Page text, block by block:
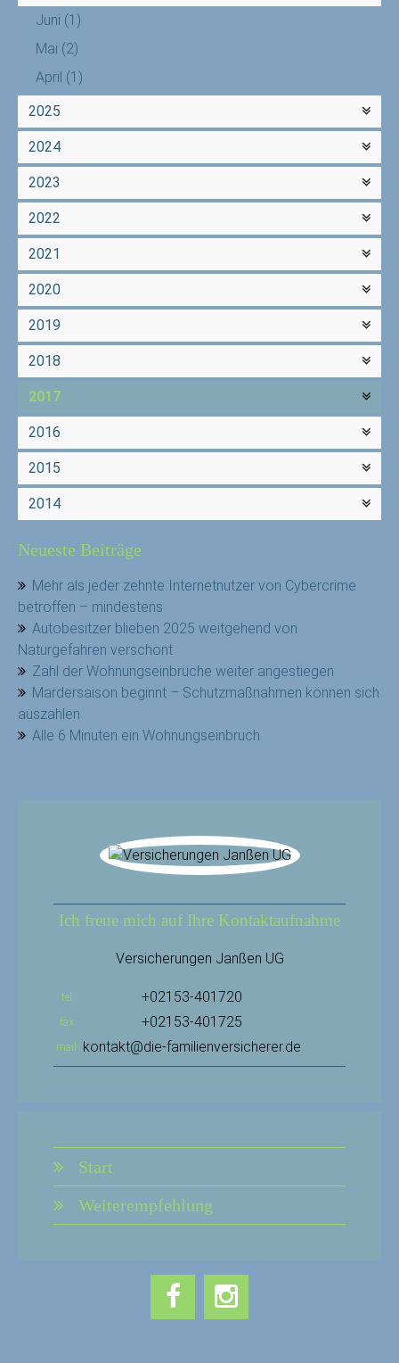
Juni (1)
Mai (2)
April (1)
2025
2024
2023
2022
2021
2020
2019
2018
2017
2016
2015
2014
Neueste Beiträge
Mehr als jeder zehnte Internetnutzer von Cybercrime
betroffen – mindestens
Autobesitzer blieben 2025 weitgehend von
Naturgefahren verschont
Zahl der Wohnungseinbrüche weiter angestiegen
Mardersaison beginnt – Schutzmaßnahmen können sich
auszahlen
Alle 6 Minuten ein Wohnungseinbruch
Ich freue mich auf Ihre Kontaktaufnahme
Versicherungen Janßen UG
tel +02153-401720
fax +02153-401725
mail kontakt@die-familienversicherer.de
Start
Weiterempfehlung